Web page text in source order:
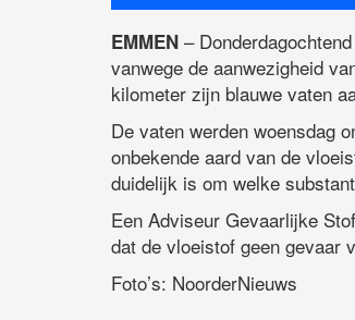
EMMEN –
vanwege de aanwezigheid
kilometer zijn blauwe vaten
De vaten werden woensdag
onbekende aard van de
duidelijk is om welke
Een Adviseur Gevaarlijke
dat de vloeistof geen gevaar
Foto’s: NoorderNieuws